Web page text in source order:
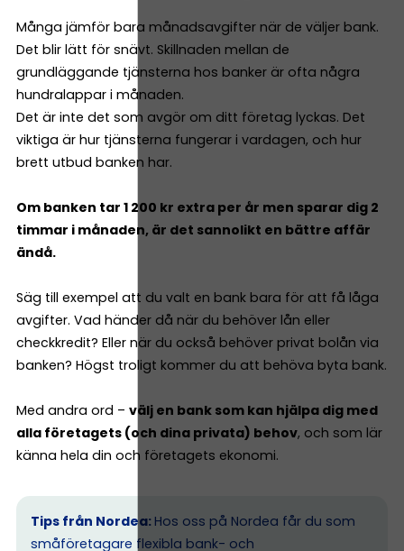
Många jämför bara månadsavgifter när de väljer bank.
Det blir lätt för snävt. Skillnaden mellan de
grundläggande tjänsterna hos banker är ofta några
hundralappar i månaden.
Det är inte det som avgör om ditt företag lyckas. Det
viktiga är hur tjänsterna fungerar i vardagen, och hur
brett utbud banken har.
Om banken tar 1 200 kr extra per år men sparar dig 2
timmar i månaden, är det sannolikt en bättre affär
ändå.
Säg till exempel att du valt en bank bara för att få låga
avgifter. Vad händer då när du behöver lån eller
checkkredit? Eller när du också behöver privat bolån via
banken? Högst troligt kommer du att behöva byta bank.
Med andra ord – välj en bank som kan hjälpa dig med
alla företagets (och dina privata) behov, och som lär
känna hela din och företagets ekonomi.
Tips från Nordea: Hos oss på Nordea får du som
småföretagare flexibla bank- och